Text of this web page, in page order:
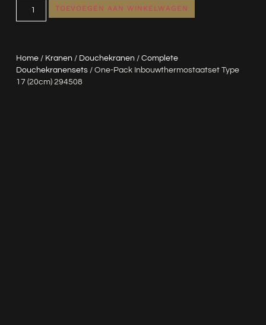
Home/ Kranen / Douchekranen / Complete
Douchekranensets/ One-Pack Inbouwthermostaatset Type
17 (20cm) 294508
TOEVOEGEN AAN WINKELWAGEN